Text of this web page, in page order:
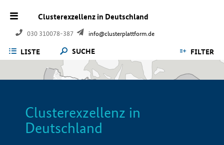
Clusterexzellenz in Deutschland
030 310078-387 info@clusterplattform.de
LISTE SUCHE FILTER
Clusterexzellenz in
Deutschland